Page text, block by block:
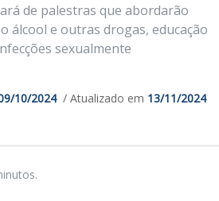
de palestras que abordarão
álcool e outras drogas, educação
sexualmente
10/2024/ Atualizado em 13/11/2024